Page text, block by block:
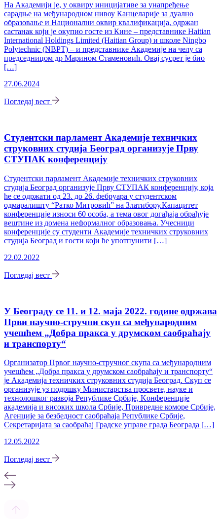
На Академији је, у оквиру иницијативе за унапређење
сарадње на међународном нивоу Канцеларије за дуално
образовање и Национални оквир квалификација, одржан
састанак који је окупио госте из Кине – представнике Haitian
International Holdings Limited (Haitian Group) и школе Ningbo
Polytechnic (NBPT) – и представнике Академије на челу са
председницом др Марином Стаменовић. Овај сусрет је био
[…]
27.06.2024
Погледај вест
Студентски парламент Академије техничких
струковних студија Београд организује Прву
СТУПАК конференцију
Студентски парламент Академије техничких струковних
студија Београд организује Прву СТУПАК конференцију, која
ће се одржати од 23. до 26. фебруара у студентском
одмаралишту “Ратко Митровић” на Златибору.Капацитет
конференције износи 60 особа, а тема овог догађаја обрађује
вештине из домена неформалног образовања. Учесници
конференције су студенти Академије техничких струковних
студија Београд и гости који ће употпунити […]
22.02.2022
Погледај вест
У Београду се 11. и 12. маја 2022. године одржава
Први научно-стручни скуп са међународним
учешћем „Добра пракса у друмском саобраћају
и транспорту“
Организатор Првог научно-стручног скупа са међународним
учешћем „Добра пракса у друмском саобраћају и транспорту“
је Академија техничких струковних студија Београд. Скуп се
организује уз подршку Министарства просвете, науке и
технолошког развоја Републике Србије, Kонференције
академија и високих школа Србије, Привредне коморе Србије,
Агенције за безбедност саобраћаја Републике Србије,
Секретаријата за саобраћај Градске управе града Београда […]
12.05.2022
Погледај вест